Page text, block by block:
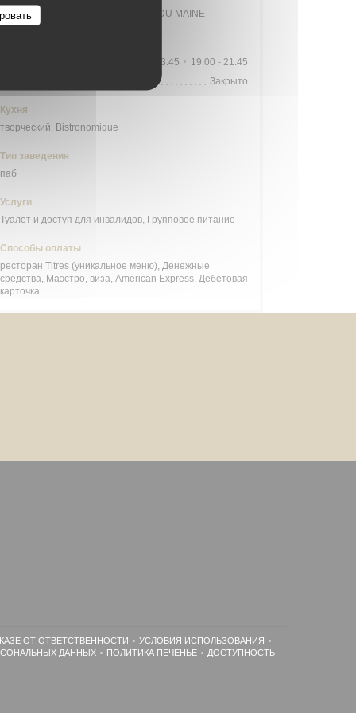
Station n° 14103 132 / 136 AVENUE DU MAINE
09:00 - 13:45 •
19:00 - 21:45
Закрыто
Кухня
творческий, Bistronomique
Тип заведения
паб
Услуги
Туалет и доступ для инвалидов, Групповое питание
Способы оплаты
ресторан Titres (уникальное меню), Денежные
средства, Маэстро, виза, American Express, Дебетовая
карточка
ОТ ОТВЕТСТВЕННОСТИ
((ОТКРЫВАЕТСЯ В НОВОМ ОКНЕ))УСЛОВИЯ ИСПОЛЬЗОВАНИЯ((ОТКРЫВАЕТСЯ В НОВОМ ОКНЕ))
ДАННЫХ
((ОТКРЫВАЕТСЯ В НОВОМ ОКНЕ))ПОЛИТИКА ПЕЧЕНЬЕ((ОТКРЫВАЕТСЯ В НОВОМ ОКНЕ))
ДОСТУПНОСТЬ((ОТКРЫВАЕТСЯ В